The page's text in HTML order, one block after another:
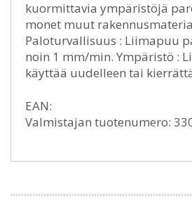
kuormittavia ympäristöjä
monet muut
Paloturvallisuus : Liimapuu
noin 1 mm/min. Ympäristö :
käyttää uudelleen tai
EAN:
Valmistajan tuotenumero: